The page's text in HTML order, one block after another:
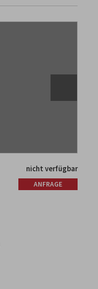
nicht verfügbar
ANFRAGE